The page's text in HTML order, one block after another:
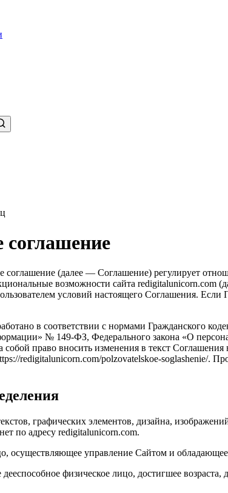
соглашение
соглашение (далее — Соглашение) регулирует
возможности сайта redigitalunicorn.com
условий настоящего Соглашения.
в соответствии с нормами Гражданского
№ 149-ФЗ, Федерального закона «О
собой право вносить изменения в текст
redigitalunicorn.com/polzovatelskoe-soglashenie/.
графических элементов, дизайна,
по адресу redigitalunicorn.com.
осуществляющее управление Сайтом и
физическое лицо, достигшее возраста,